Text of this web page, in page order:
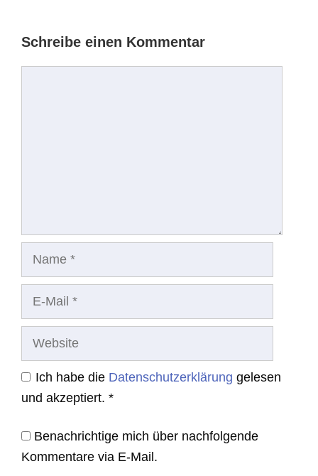
Schreibe einen Kommentar
Ich habe die Datenschutzerklärung gelesen
und akzeptiert. *
Benachrichtige mich über nachfolgende
Kommentare via E-Mail.